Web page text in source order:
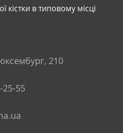
в типовому місці
210
25-55